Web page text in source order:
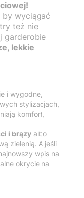
by wyciągać
też nie
garderobie
lekkie
i wygodne,
stylizacjach,
komfort,
i brązy albo
zielenią. A jeśli
wpis na
okrycie na